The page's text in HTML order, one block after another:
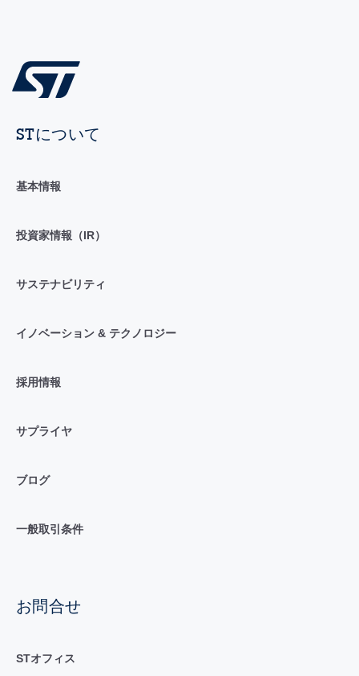
STについて
基本情報
投資家情報（IR）
サステナビリティ
イノベーション & テクノロジー
採用情報
サプライヤ
ブログ
一般取引条件
お問合せ
STオフィス